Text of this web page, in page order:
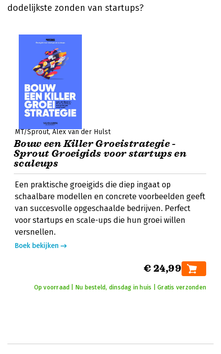
dodelijkste zonden van startups?
MT/Sprout Alex van der Hulst
Bouw een Killer Groeistrategie -
Sprout Groeigids voor startups en
scaleups
Een praktische groeigids die diep ingaat op
schaalbare modellen en concrete voorbeelden geeft
van succesvolle opgeschaalde bedrijven. Perfect
voor startups en scale-ups die hun groei willen
versnellen.
Boek bekijken
€ 24,99
Op voorraad | Nu besteld, dinsdag in huis | Gratis verzonden